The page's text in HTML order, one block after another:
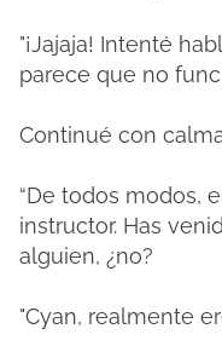
"¡Jajaja! Intenté
parece que no
Continué con
“De todos modos,
instructor. Has
alguien, ¿no?
"Cyan, realmente